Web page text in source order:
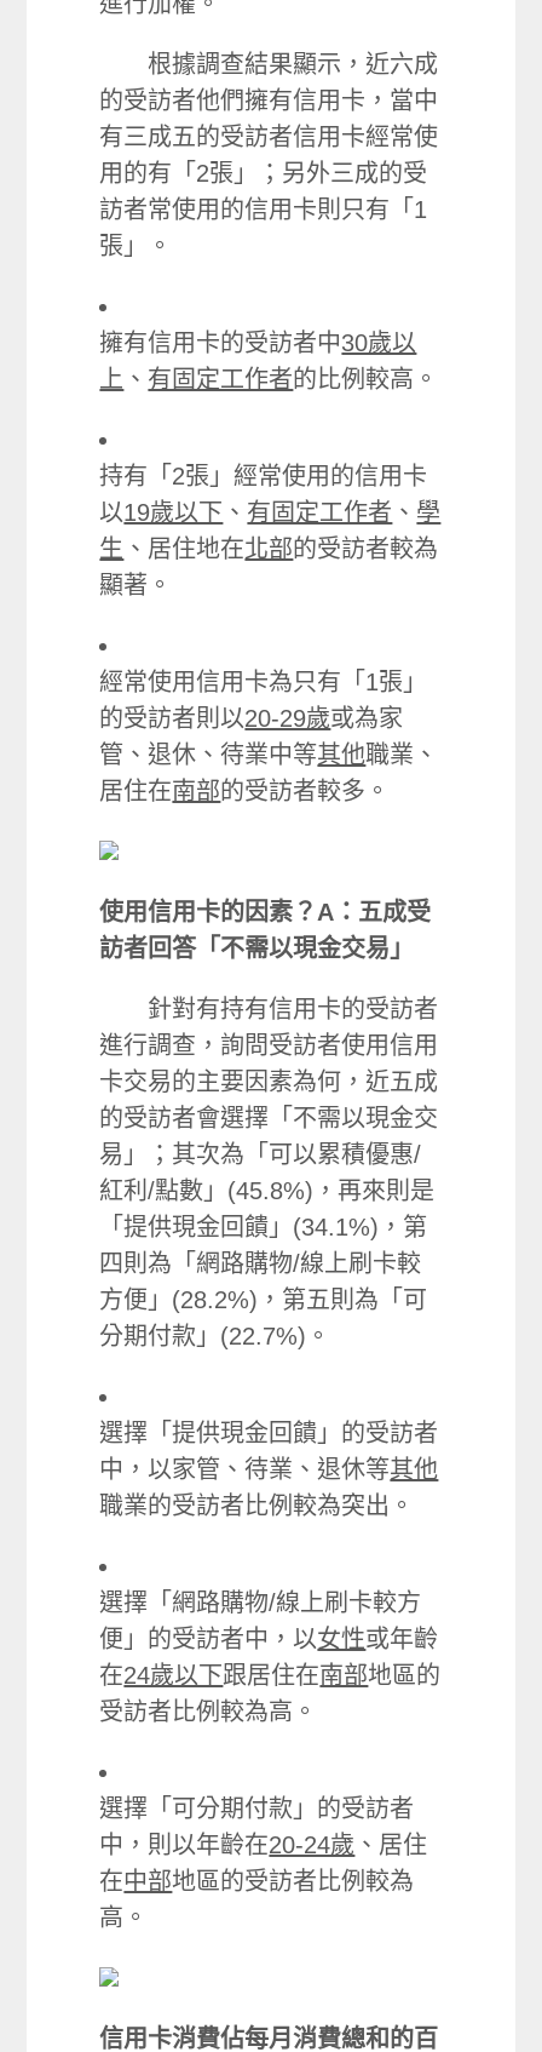
根據調查結果顯示，近六成
的受訪者他們擁有信用卡，當中
有三成五的受訪者信用卡經常使
用的有「2張」；另外三成的受
訪者常使用的信用卡則只有「1
張」。
擁有信用卡的受訪者中30歲以
上 、 有固定工作者的比例較高。
持有「2張」經常使用的信用卡
以19歲以下 、 有固定工作者 、 學
生 、居住地在北部的受訪者較為
顯著。
經常使用信用卡為只有「1張」
的受訪者則以20-29歲或為家
管、退休、待業中等其他職業、
居住在南部的受訪者較多。
使用信用卡的因素？A：五成受
訪者回答「不需以現金交易」
針對有持有信用卡的受訪者
進行調查，詢問受訪者使用信用
卡交易的主要因素為何，近五成
的受訪者會選擇「不需以現金交
易」；其次為「可以累積優惠/
紅利/點數」(45.8%)，再來則是
「提供現金回饋」(34.1%)，第
四則為「網路購物/線上刷卡較
方便」(28.2%)，第五則為「可
分期付款」(22.7%)。
選擇「提供現金回饋」的受訪者
中，以家管、待業、退休等其他
職業的受訪者比例較為突出。
選擇「網路購物/線上刷卡較方
便」的受訪者中，以女性或年齡
在24歲以下跟居住在南部地區的
受訪者比例較為高。
選擇「可分期付款」的受訪者
中，則以年齡在20-24歲 、居住
在中部地區的受訪者比例較為
高。
信用卡消費佔每月消費總和的百